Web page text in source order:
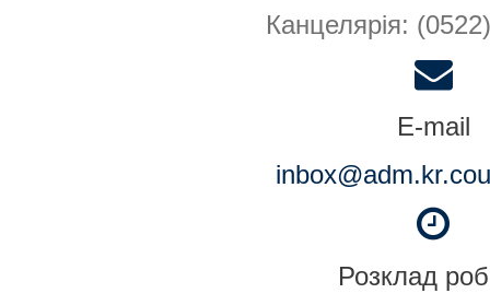
Канцелярія:
E-mail
Розклад